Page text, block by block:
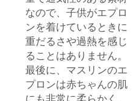
なので、子供がエプロ
ンを着けているときに
重だるさや過熱を感じ
ることはありません。
最後に、マスリンのエ
プロンは赤ちゃんの肌